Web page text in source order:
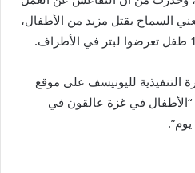
السماح بقتل مزيد من الأطفال،
التنفيذية لليونيسف على موقع
“الأطفال في غزة عالقون في